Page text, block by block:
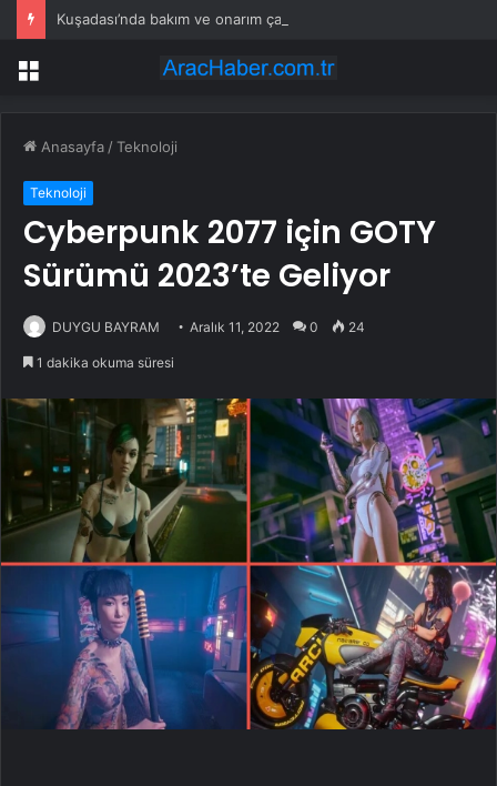
Kuşadası’nda bakım ve onarım çalışmaları hız kesmiyor
Menü
Anasayfa /Teknoloji
Teknoloji
Cyberpunk 2077 için GOTY
Sürümü 2023’te Geliyor
DUYGU BAYRAM Aralık 11, 2022 0 24
1 dakika okuma süresi